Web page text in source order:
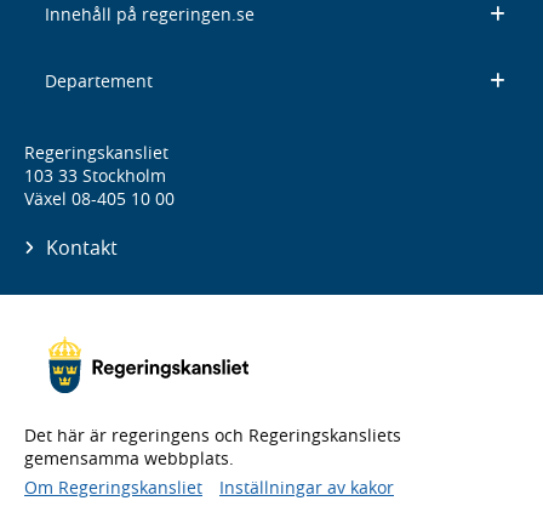
Innehåll på regeringen.se
Departement
Regeringskansliet
103 33 Stockholm
Växel 08-405 10 00
Kontakt
Det här är regeringens och Regeringskansliets
gemensamma webbplats.
Om Regeringskansliet
Inställningar av kakor